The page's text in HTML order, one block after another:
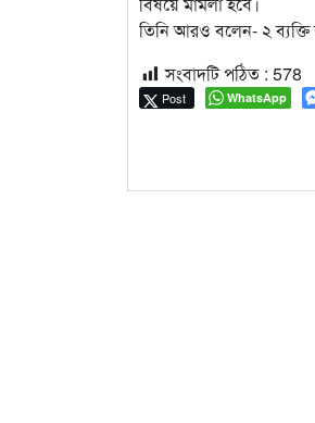
তিনি আরও বলেন- ২ ব্যক্তি
সংবাদটি পঠিত : 578
Post WhatsApp